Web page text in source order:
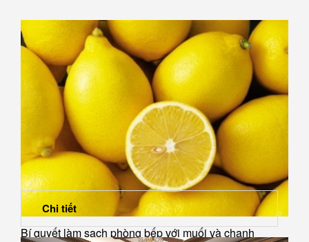
Bí quyết làm sạch phòng bếp với muối và chanh
Chi tiết